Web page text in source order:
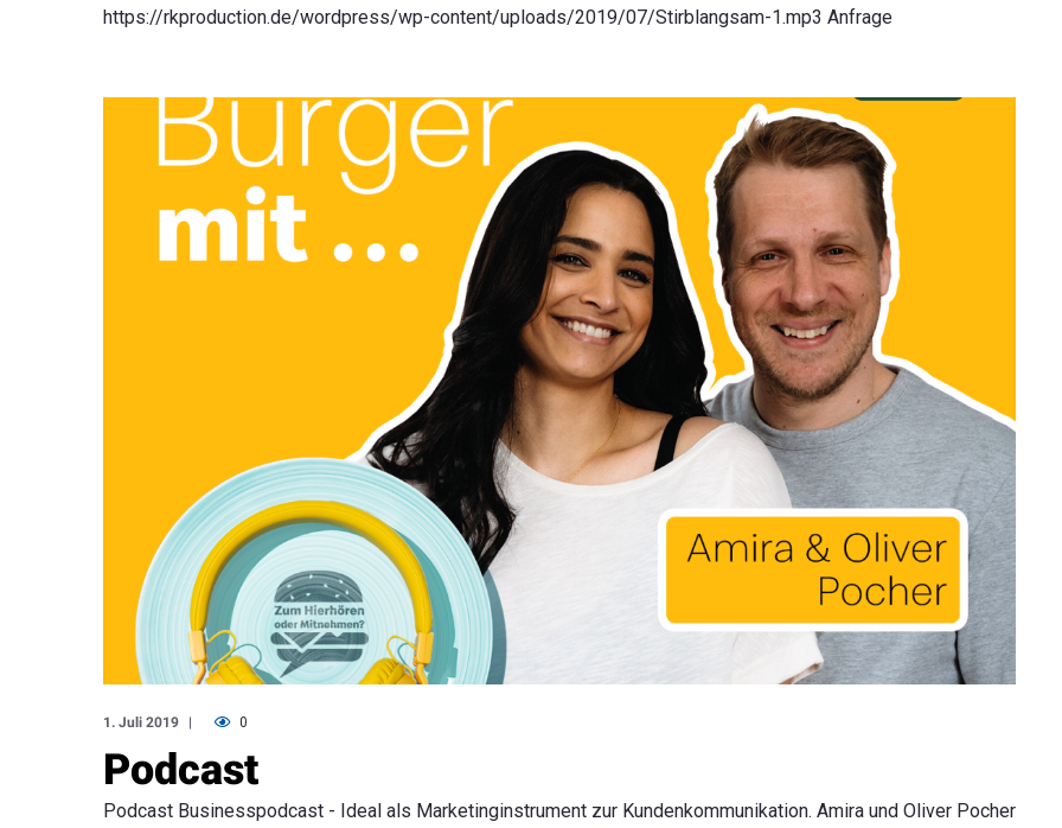
https://rkproduction.de/wordpress/wp-content/uploads/2019/07/Stirblangsam-1.mp3 Anfrage
1. Juli 2019 0
Podcast
Podcast Businesspodcast - Ideal als Marketinginstrument zur Kundenkommunikation. Amira und Oliver Pocher